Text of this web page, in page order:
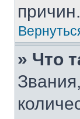
причин.
» Что